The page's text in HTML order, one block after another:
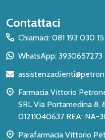
Inizio
del
piè
pagina
Contattaci
Chiamaci: 081 193 030 15
WhatsApp: 3930657273
Farmacia Vittorio
SRL Via Portamedina 8, 80134 - Napoli NA P.IVA:
01211040637 REA: NA-
Parafarmacia Vittorio